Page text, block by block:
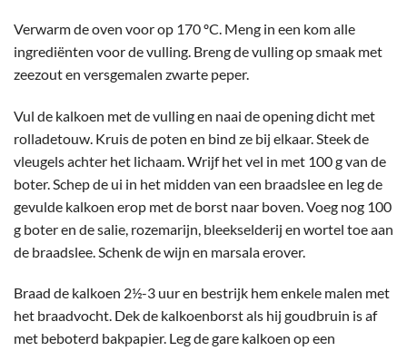
Verwarm de oven voor op 170 ºC. Meng in een kom alle
ingrediënten voor de vulling. Breng de vulling op smaak met
zeezout en versgemalen zwarte peper.
Vul de kalkoen met de vulling en naai de opening dicht met
rolladetouw. Kruis de poten en bind ze bij elkaar. Steek de
vleugels achter het lichaam. Wrijf het vel in met 100 g van de
boter. Schep de ui in het midden van een braadslee en leg de
gevulde kalkoen erop met de borst naar boven. Voeg nog 100
g boter en de salie, rozemarijn, bleekselderij en wortel toe aan
de braadslee. Schenk de wijn en marsala erover.
Braad de kalkoen 2½-3 uur en bestrijk hem enkele malen met
het braadvocht. Dek de kalkoenborst als hij goudbruin is af
met beboterd bakpapier. Leg de gare kalkoen op een